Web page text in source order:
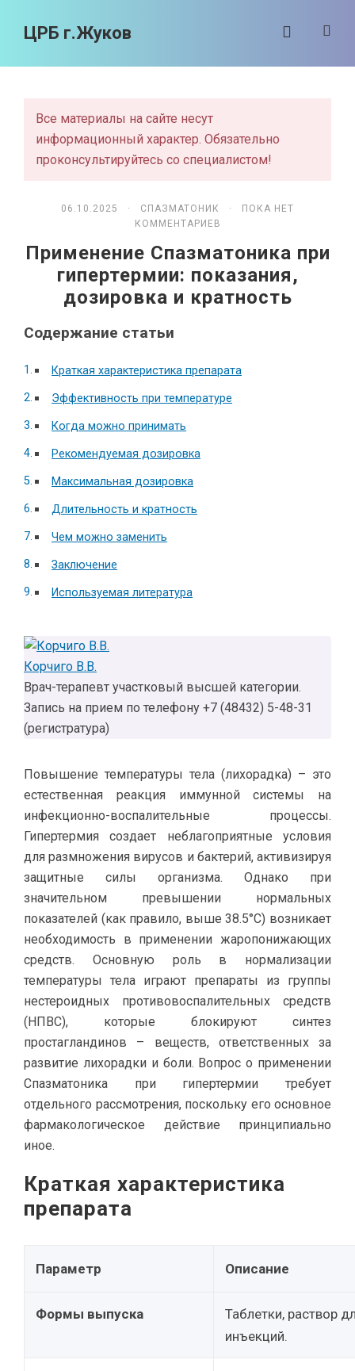
ЦРБ г.Жуков
Все материалы на сайте несут
информационный характер. Обязательно
проконсультируйтесь со специалистом!
06.10.2025 · СПАЗМАТОНИК
· ПОКА НЕТ
КОММЕНТАРИЕВ
Применение Спазматоника при
гипертермии: показания,
дозировка и кратность
Содержание статьи
Краткая характеристика препарата
Эффективность при температуре
Когда можно принимать
Рекомендуемая дозировка
Максимальная дозировка
Длительность и кратность
Чем можно заменить
Заключение
Используемая литература
Корчиго В.В.
Врач-терапевт участковый высшей категории.
Запись на прием по телефону +7 (48432) 5-48-31
(регистратура)
Повышение температуры тела (лихорадка) – это
естественная реакция иммунной системы на
инфекционно-воспалительные процессы.
Гипертермия создает неблагоприятные условия
для размножения вирусов и бактерий, активизируя
защитные силы организма. Однако при
значительном превышении нормальных
показателей (как правило, выше 38.5°C) возникает
необходимость в применении жаропонижающих
средств. Основную роль в нормализации
температуры тела играют препараты из группы
нестероидных противовоспалительных средств
(НПВС), которые блокируют синтез
простагландинов – веществ, ответственных за
развитие лихорадки и боли. Вопрос о применении
Спазматоника при гипертермии требует
отдельного рассмотрения, поскольку его основное
фармакологическое действие принципиально
иное.
Краткая характеристика
препарата
Параметр Описание
Формы выпуска
Таблетки, раствор
инъекций.